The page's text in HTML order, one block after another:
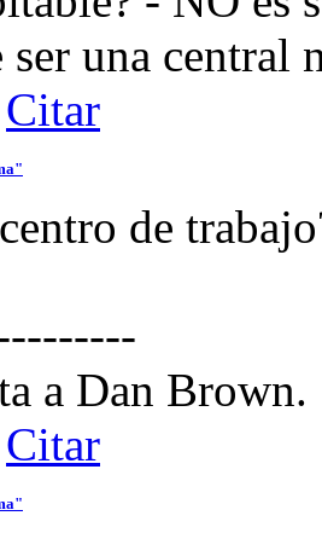
ser una central
Citar
de
a Dan Brown.
Citar